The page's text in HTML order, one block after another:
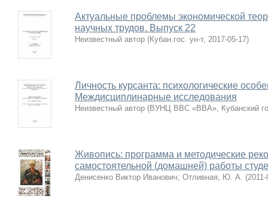
Актуальные проблемы экономической
научных трудов. Выпуск 22
Неизвестный автор (Кубан.гос. ун-т, 2017-05-17)
Личность курсанта: психологические
Междисциплинарные исследования
Неизвестный автор (ВУНЦ ВВС «ВВА», Кубанский
Живопись: программа и методические
самостоятельной (домашней) работы
Денисенко Виктор Иванович; Отливная, Ю. А. (